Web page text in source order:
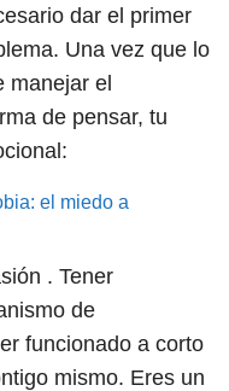
dar el primer
Una vez que lo
manejar el
de pensar, tu
el miedo a
. Tener
de
funcionado a corto
mismo. Eres un